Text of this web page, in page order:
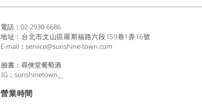
電話：02-2930-6686
地址：台北市文山區羅斯福路六段159巷1弄16號
E-mail： service@sunshine-town.com
臉書：尋俠堂葡萄酒
IG：sunshinetown__
​營業時間